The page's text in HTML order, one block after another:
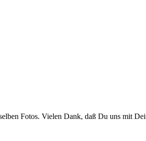
Fotos. Vielen Dank, daß Du uns mit